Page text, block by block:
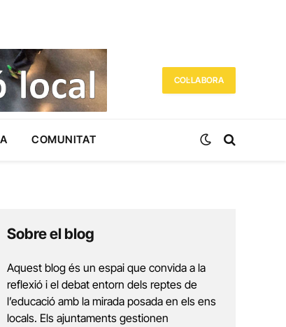
COL·LABORA
COMUNITAT
Sobre el blog
Aquest blog és un espai que convida a la
reflexió i el debat entorn dels reptes de
l’educació amb la mirada posada en els ens
locals. Els ajuntaments gestionen